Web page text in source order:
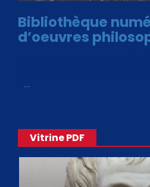
Bibliothèque
d’oeuvres
…
Vitrine PDF